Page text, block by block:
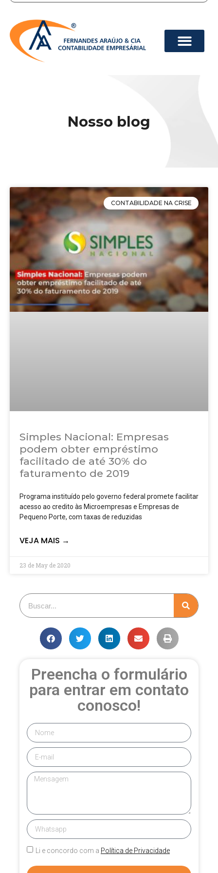
Nosso blog
CONTABILIDADE NA CRISE
Simples Nacional: Empresas
podem obter empréstimo
facilitado de até 30% do
faturamento de 2019
Programa instituído pelo governo federal promete facilitar
acesso ao credito às Microempresas e Empresas de
Pequeno Porte, com taxas de reduzidas
VEJA MAIS →
23 de May de 2020
Preencha o formulário
para entrar em contato
conosco!
Li e concordo com a Política de Privacidade